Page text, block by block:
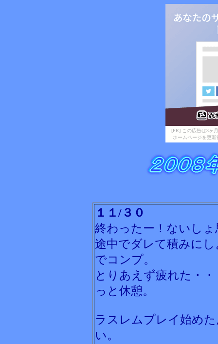
[PR] この広告は3ヶ
ホームページを更
１１/３０
終わったー！ないし
途中でダレて積みに
でコンプ。
とりあえず疲れた・
っと休憩。
ラスレムプレイ始め
い。